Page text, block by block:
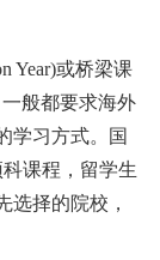
Year)或桥梁课
般都要求海外
学习方式。国
课程，留学生
选择的院校，